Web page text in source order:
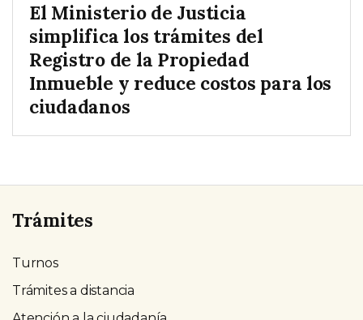
El Ministerio de Justicia
simplifica los trámites del
Registro de la Propiedad
Inmueble y reduce costos para los
ciudadanos
Trámites
Turnos
Trámites a distancia